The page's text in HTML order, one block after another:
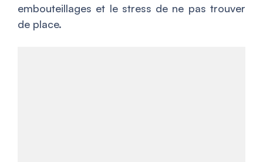
embouteillages et le stress de ne pas trouver
de place.